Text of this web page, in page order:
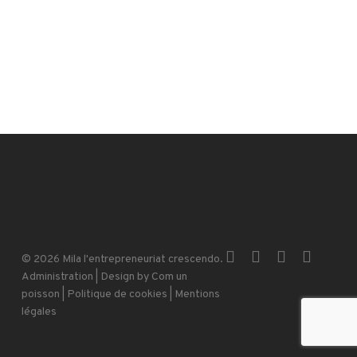
© 2026 Mila l'entrepreneuriat crescendo.
Administration | Design by Com un
poisson
Politique de cookies
Mentions
légales
x-
facebookinstagram
email